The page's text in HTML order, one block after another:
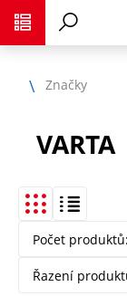
Značky
VARTA
Počet produktů:
Řazení